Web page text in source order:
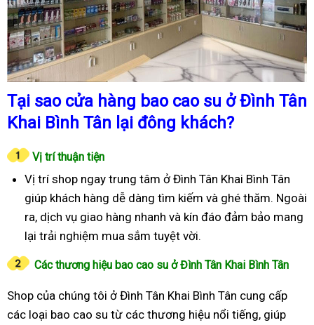
Tại sao cửa hàng bao cao su ở Đình Tân
Khai Bình Tân lại đông khách?
Vị trí thuận tiện
Vị trí shop ngay trung tâm ở Đình Tân Khai Bình Tân
giúp khách hàng dễ dàng tìm kiếm và ghé thăm. Ngoài
ra, dịch vụ giao hàng nhanh và kín đáo đảm bảo mang
lại trải nghiệm mua sắm tuyệt vời.
Các thương hiệu bao cao su ở Đình Tân Khai Bình Tân
Shop của chúng tôi ở Đình Tân Khai Bình Tân cung cấp
các loại bao cao su từ các thương hiệu nổi tiếng, giúp